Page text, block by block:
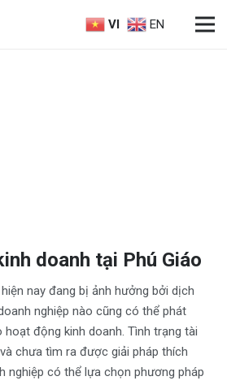
VI EN
doanh tại Phú Giáo
nay đang bị ảnh hưởng bởi dịch
nghiệp nào cũng có thể phát
động kinh doanh. Tình trạng tài
chưa tìm ra được giải pháp thích
nghiệp có thể lựa chọn phương pháp